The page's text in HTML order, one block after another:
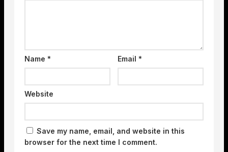
Name * Email*
Website
Save my name, email, and website in this
browser for the next time I comment.